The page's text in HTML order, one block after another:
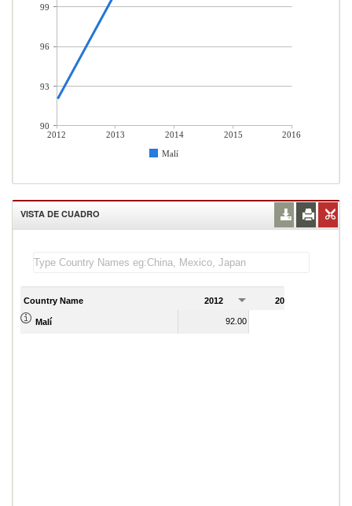
2012 2013 2014 2015
2016
Malí
99
96
93
90
VISTA DE CUADRO
Country Name 2012 2013
Malí 92.00